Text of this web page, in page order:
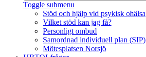
Toggle submenu
Stöd och hjälp vid psykisk ohälsa
Vilket stöd kan jag få?
Personligt ombud
Samordnad individuell plan (SIP)
Mötesplatsen Norsjö